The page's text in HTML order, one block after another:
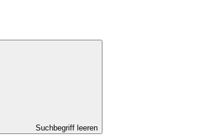
Suchbegriff leeren